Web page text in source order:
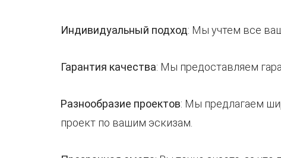
Индивидуальный подход: Мы учтем все
Гарантия качества: Мы предоставляем
Разнообразие проектов: Мы предлагаем
проект по вашим эскизам.